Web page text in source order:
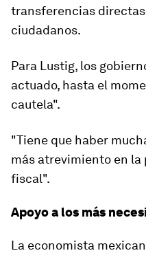
transferencias
ciudadanos.
Para Lustig, los
actuado, hasta el
cautela".
"Tiene que haber
más atrevimiento en
fiscal".
Apoyo a los más
La economista